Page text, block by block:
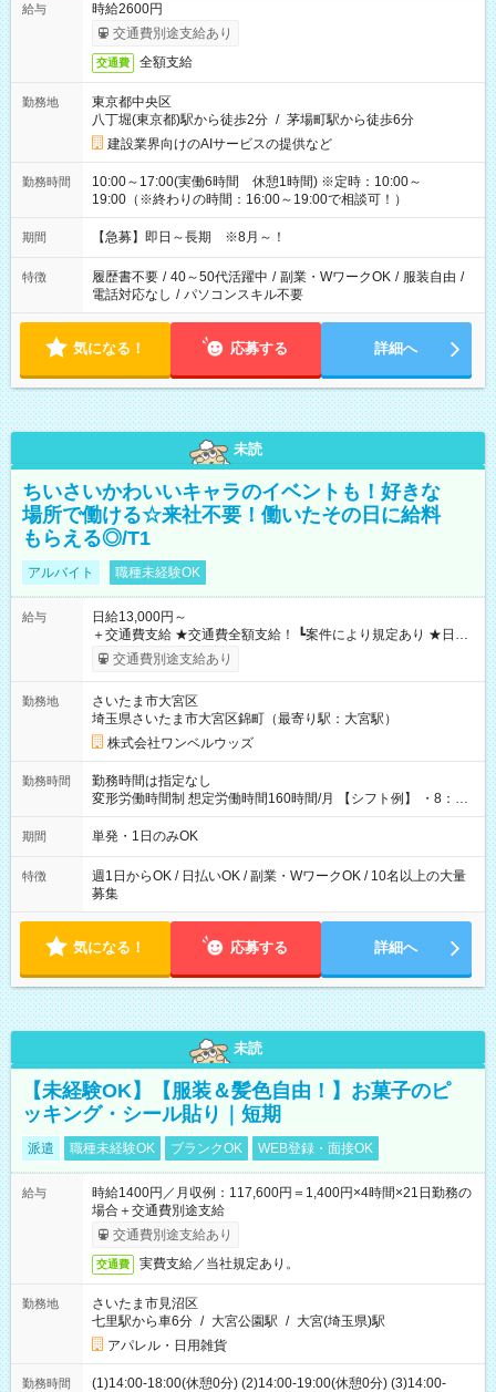
給与
時給2600円
交通費別途支給あり
交通費 全額支給
勤務地
東京都中央区
八丁堀(東京都)駅から徒歩2分 / 茅場町駅から徒歩6分
建設業界向けのAIサービスの提供など
勤務時間
10:00～17:00(実働6時間 休憩1時間) ※定時：10:00～
19:00（※終わりの時間：16:00～19:00で相談可！）
期間 【急募】即日～長期 ※8月～！
特徴 履歴書不要 / 40～50代活躍中 / 副業・WワークOK / 服装自由 /
電話対応なし / パソコンスキル不要
気になる！ 応募する 詳細へ
未読
ちいさいかわいいキャラのイベントも！好きな
場所で働ける☆来社不要！働いたその日に給料
もらえる◎/T1
アルバイト 職種未経験OK
給与
日給13,000円～
＋交通費支給 ★交通費全額支給！ ┗案件により規定あり ★日払
いOK！（規定あり） ┗働いたその日に現金GET♪ お仕事後はコ
ンビニATMから 日払い分を引き落とせます！ 【試用期間】試
交通費別途支給あり
勤務地
さいたま市大宮区
埼玉県さいたま市大宮区錦町（最寄り駅：大宮駅）
株式会社ワンベルウッズ
勤務時間
勤務時間は指定なし
変形労働時間制 想定労働時間160時間/月 【シフト例】 ・8：00
～21：00
期間 単発・1日のみOK
特徴
週1日からOK / 日払いOK / 副業・WワークOK / 10名以上の大量
募集
気になる！ 応募する 詳細へ
未読
【未経験OK】【服装＆髪色自由！】お菓子のピ
ッキング・シール貼り｜短期
派遣 職種未経験OK ブランクOK WEB登録・面接OK
給与
時給1400円／月収例：117,600円＝1,400円×4時間×21日勤務の
場合＋交通費別途支給
交通費別途支給あり
交通費 実費支給／当社規定あり。
勤務地
さいたま市見沼区
七里駅から車6分 / 大宮公園駅 / 大宮(埼玉県)駅
アパレル・日用雑貨
勤務時間
(1)14:00-18:00(休憩0分) (2)14:00-19:00(休憩0分) (3)14:00-